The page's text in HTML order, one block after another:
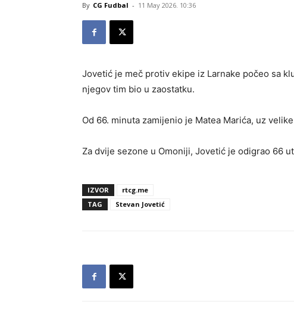
By CG Fudbal - 11 May 2026. 10:36
Jovetić je meč protiv ekipe iz Larnake počeo sa
njegov tim bio u zaostatku.
Od 66. minuta zamijenio je Matea Marića, uz
Za dvije sezone u Omoniji, Jovetić je odigrao 66
IZVOR
rtcg.me
TAG
Stevan Jovetić